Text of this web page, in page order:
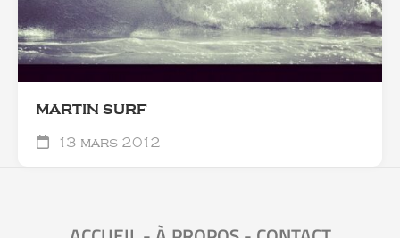
MARTIN SURF
13 mars 2012